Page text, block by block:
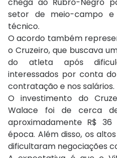
setor de meio-campo
técnico.
O acordo também
o Cruzeiro, que buscava
do atleta após
interessados por conta
contratação e nos salários.
O investimento do
Walace foi de cerca
aproximadamente R$
época. Além disso, os
dificultaram negociações